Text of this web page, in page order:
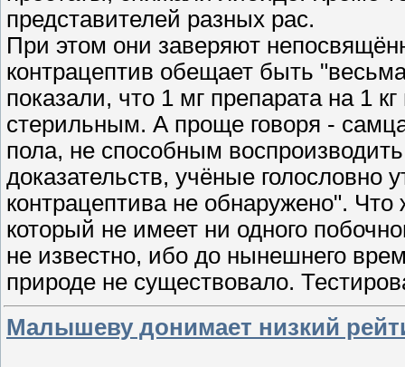
представителей разных рас.
При этом они заверяют
контрацептив обещает быть
показали, что 1 мг препарата на 1
стерильным. А проще говоря -
пола, не способным
доказательств, учёные
контрацептива не обнаружено".
который не имеет ни одного
не известно, ибо до нынешнего
природе не существовало.
Малышеву донимает низкий